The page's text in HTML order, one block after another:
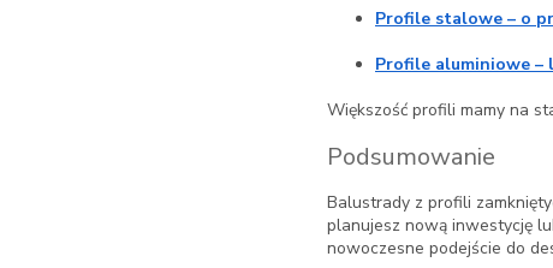
Profile stalowe – o
Profile aluminiowe –
Większość profili mamy na
Podsumowanie
Balustrady z profili
planujesz nową inwestycję
nowoczesne podejście do